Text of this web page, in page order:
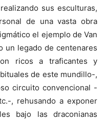
sus esculturas,
de una vasta obra
el ejemplo de Van
un legado de centenares
ricos a traficantes y
de este mundillo-,
circuito convencional -
, rehusando a exponer
bajo las draconianas